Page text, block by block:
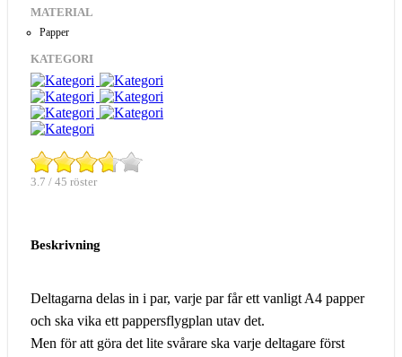
MATERIAL
Papper
KATEGORI
3.7 / 45 röster
Beskrivning
Deltagarna delas in i par, varje par får ett vanligt A4 papper
och ska vika ett pappersflygplan utav det.
Men för att göra det lite svårare ska varje deltagare först